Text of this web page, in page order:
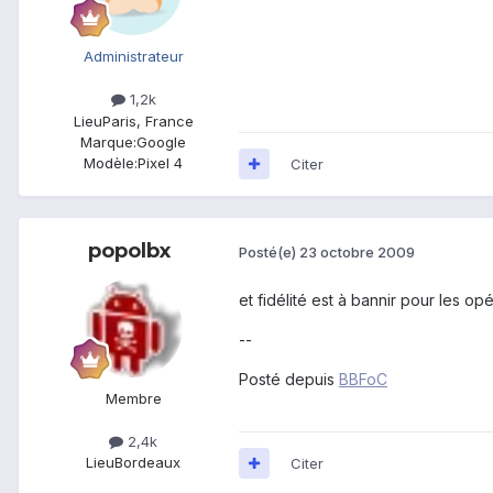
Administrateur
1,2k
LieuParis, France
Marque:Google
Modèle:Pixel 4 Citer
popolbx
Membre
2,4k
LieuBordeaux
Posté(e) 23 octobre 2009
et fidélité est à bannir pour les
--
Posté depuis BBFoC
Citer